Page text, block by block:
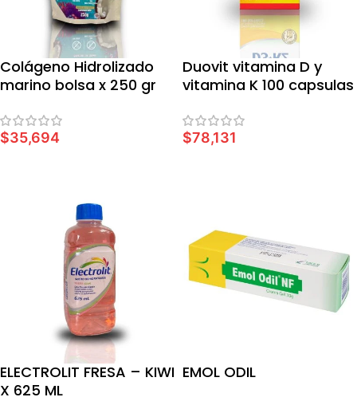
Colágeno Hidrolizado
marino bolsa x 250 gr
$35,694
Duovit vitamina D y
vitamina K 100 capsulas
$78,131
ELECTROLIT FRESA – KIWI
X 625 ML
EMOL ODIL